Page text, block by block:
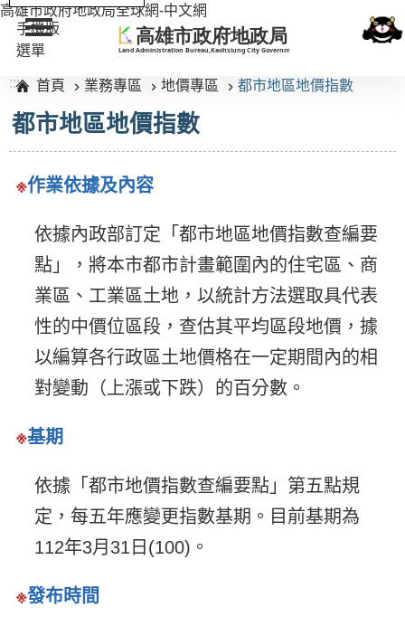
手機版
選單
高雄市政府地政局全球網-中文網
::: 首頁 業務專區 地價專區 都市地區地價指數
都市地區地價指數
※作業依據及內容
依據內政部訂定「都市地區地價指數查編要
點」，將本市都市計畫範圍內的住宅區、商
業區、工業區土地，以統計方法選取具代表
性的中價位區段，查估其平均區段地價，據
以編算各行政區土地價格在一定期間內的相
對變動（上漲或下跌）的百分數。
※基期
依據「都市地價指數查編要點」第五點規
定，每五年應變更指數基期。目前基期為
112年3月31日(100)。
※發布時間